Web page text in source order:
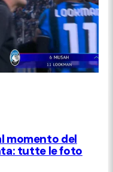
momento del
tutte le foto